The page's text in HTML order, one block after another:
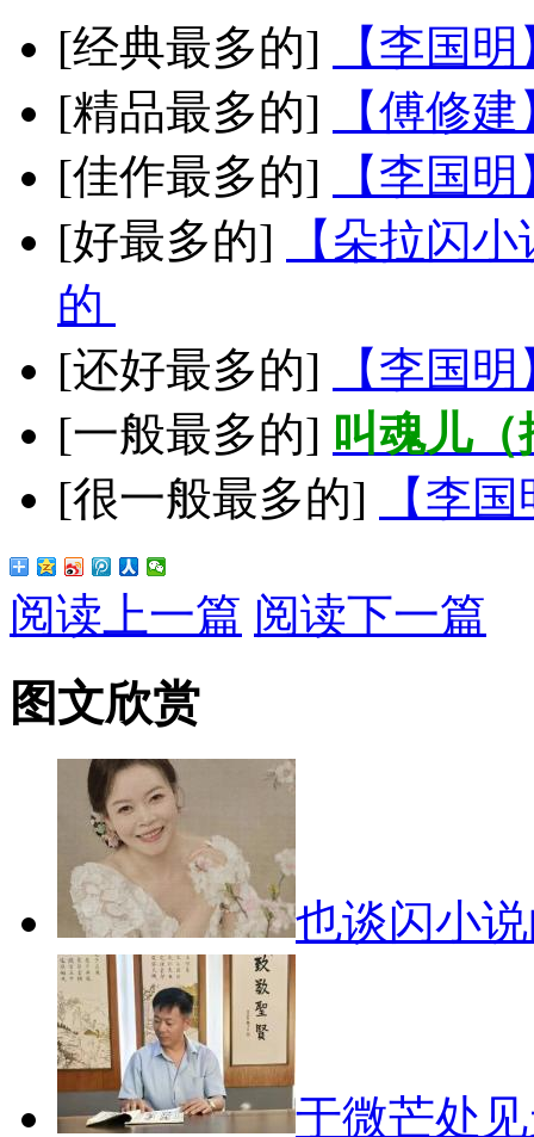
[经典最多的]
【李国
[精品最多的]
【傅修
[佳作最多的]
【李国
[好最多的]
【朵拉闪
的
[还好最多的]
【李国
[一般最多的] 叫魂儿
[很一般最多的]
【李
阅读上一篇 阅读下一篇
图文欣赏
也谈闪小
于微芒处